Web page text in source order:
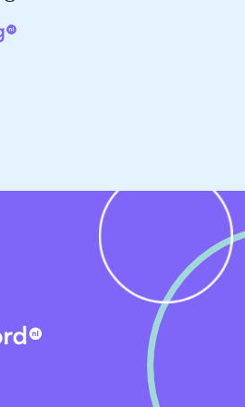
zorgprofessionals;
doorontwikkeling van onze
met de eerder
de Geriatrische Revalidatie
om hier, uiteraard in
en met begeleiding, vlot
rijbewijs in verband met